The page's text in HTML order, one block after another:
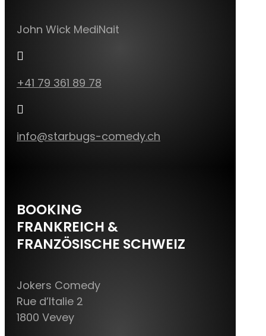
John Wick MediNait

+41 79 361 89 78

info@starbugs-comedy.ch
BOOKING
FRANKREICH &
FRANZÖSISCHE SCHWEIZ
Jokers Comedy
Rue d’Italie 2
1800 Vevey